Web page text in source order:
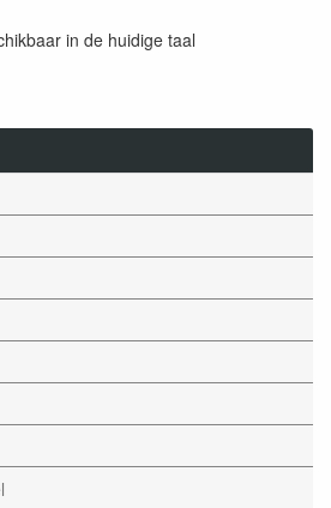
in de huidige taal